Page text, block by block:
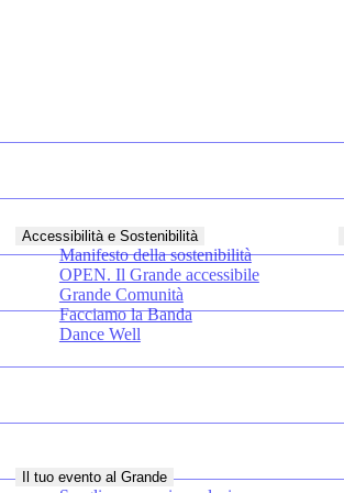
Accessibilità e Sostenibilità
Manifesto della sostenibilità
OPEN. Il Grande accessibile
Grande Comunità
Facciamo la Banda
Dance Well
Il tuo evento al Grande